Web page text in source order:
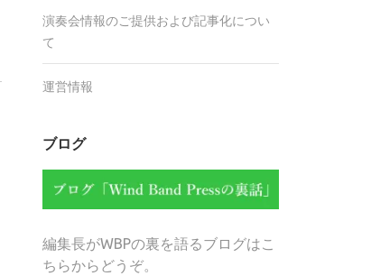
演奏会情報のご提供および記事化につい
て
運営情報
ブログ
編集長がWBPの裏を語るブログはこ
ちらからどうぞ。